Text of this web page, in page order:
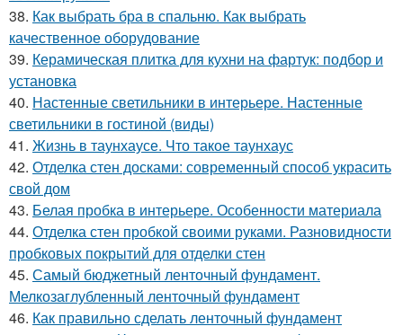
38. Как выбрать бра в спальню. Как выбрать
качественное оборудование
39. Керамическая плитка для кухни на фартук: подбор и
установка
40. Настенные светильники в интерьере. Настенные
светильники в гостиной (виды)
41. Жизнь в таунхаусе. Что такое таунхаус
42. Отделка стен досками: современный способ украсить
свой дом
43. Белая пробка в интерьере. Особенности материала
44. Отделка стен пробкой своими руками. Разновидности
пробковых покрытий для отделки стен
45. Самый бюджетный ленточный фундамент.
Мелкозаглубленный ленточный фундамент
46. Как правильно сделать ленточный фундамент